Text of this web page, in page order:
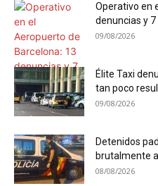
Operativo en
denuncias y 7
09/08/2026
Élite Taxi
tan poco
09/08/2026
Detenidos
brutalmente
08/08/2026